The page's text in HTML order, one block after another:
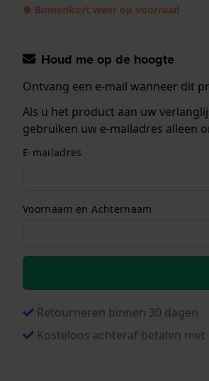
● Binnenkort weer op voorraad
Houd me op de hoogte
Ontvang een e-mail wanneer dit
Als u het product aan uw
gebruiken uw e-mailadres alleen
E-mailadres
Voornaam en Achternaam
Retourneren binnen 30 dagen
Kosteloos achteraf betalen met